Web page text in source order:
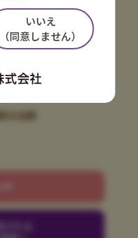
トー症候群
の治療
れる
いいえ
（同意しません）